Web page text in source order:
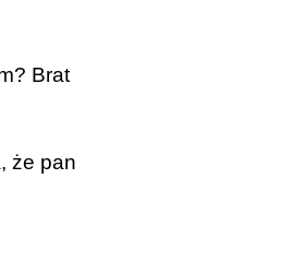
Brat
że pan